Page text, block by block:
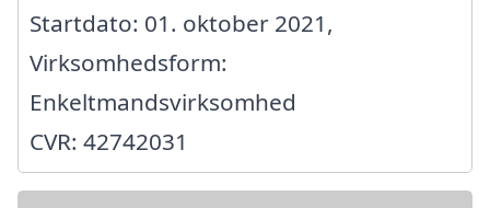
Startdato: 01. oktober 2021,
Virksomhedsform:
Enkeltmandsvirksomhed
CVR: 42742031